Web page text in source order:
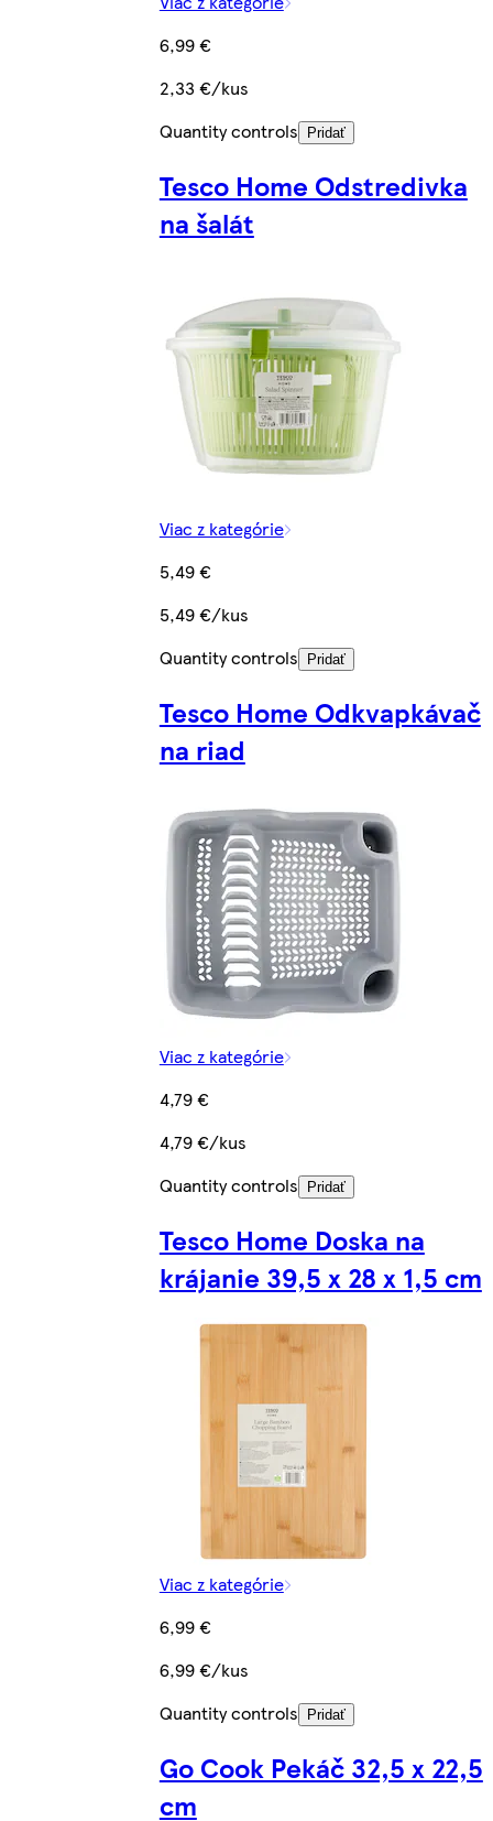
6,99 €
2,33 €/kus
Quantity controls
Pridať
Tesco Home Odstredivka
na šalát
Viac z kategórie
5,49 €
5,49 €/kus
Quantity controls
Pridať
Tesco Home Odkvapkávač
na riad
Viac z kategórie
4,79 €
4,79 €/kus
Quantity controls
Pridať
Tesco Home Doska na
krájanie 39,5 x 28 x 1,5 cm
Viac z kategórie
6,99 €
6,99 €/kus
Quantity controls
Pridať
Go Cook Pekáč 32,5 x 22,5
cm